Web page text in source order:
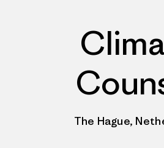
The Hague,